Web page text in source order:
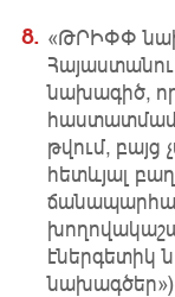
«ԹՐԻՓՓ
նախագիծ,
թվում,
հետևյալ
էներգետիկ